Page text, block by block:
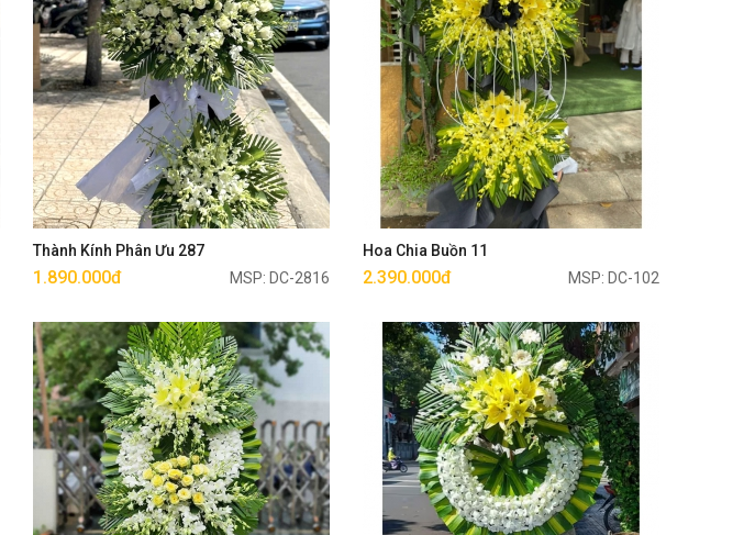
Thành Kính Phân Ưu 287
1.890.000đ MSP: DC-2816
Mua ngay
Hoa Chia Buồn 11
2.390.000đ MSP: DC-102
Mua ngay